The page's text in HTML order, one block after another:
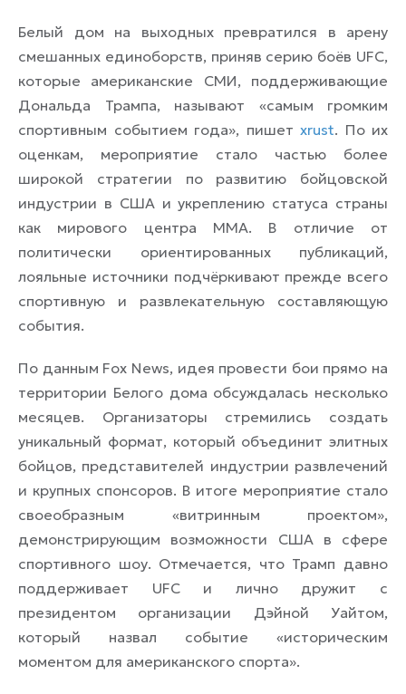
Белый дом на выходных превратился в арену
смешанных единоборств, приняв серию боёв UFC,
которые американские СМИ, поддерживающие
Дональда Трампа, называют «самым громким
спортивным событием года», пишет xrust. По их
оценкам, мероприятие стало частью более
широкой стратегии по развитию бойцовской
индустрии в США и укреплению статуса страны
как мирового центра ММА. В отличие от
политически ориентированных публикаций,
лояльные источники подчёркивают прежде всего
спортивную и развлекательную составляющую
события.
По данным Fox News, идея провести бои прямо на
территории Белого дома обсуждалась несколько
месяцев. Организаторы стремились создать
уникальный формат, который объединит элитных
бойцов, представителей индустрии развлечений
и крупных спонсоров. В итоге мероприятие стало
своеобразным «витринным проектом»,
демонстрирующим возможности США в сфере
спортивного шоу. Отмечается, что Трамп давно
поддерживает UFC и лично дружит с
президентом организации Дэйной Уайтом,
который назвал событие «историческим
моментом для американского спорта».